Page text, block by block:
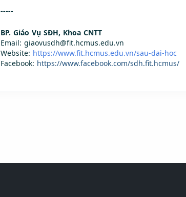
-----
BP. Giáo Vụ SĐH, Khoa CNTT
Email: giaovusdh@fit.hcmus.edu.vn
Website: https://www.fit.hcmus.edu.vn/sau-dai-hoc
Facebook: https://www.facebook.com/sdh.fit.hcmus/